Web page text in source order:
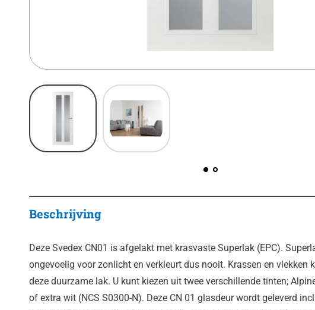
Beschrijving
Deze Svedex CN01 is afgelakt met krasvaste Superlak (EPC).
ongevoelig voor zonlicht en verkleurt dus nooit. Krassen en vlekken
deze duurzame lak. U kunt kiezen uit twee verschillende tinten;
of extra wit (NCS S0300-N). Deze CN 01 glasdeur wordt geleverd